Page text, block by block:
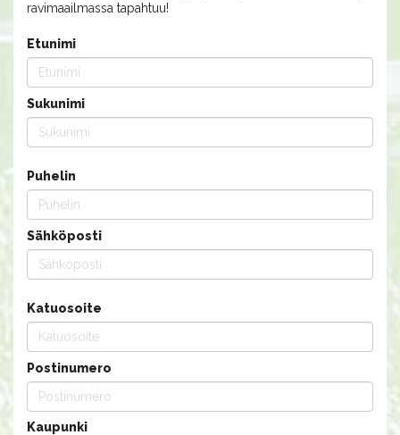
ravimaailmassa tapahtuu!
Etunimi
Sukunimi
Puhelin
Sähköposti
Katuosoite
Postinumero
Kaupunki